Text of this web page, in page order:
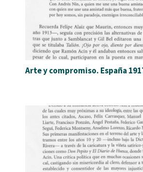
Arte y compromiso. España